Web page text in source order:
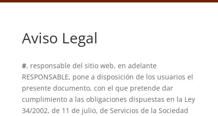
Aviso Legal
#, responsable del sitio web, en adelante
RESPONSABLE, pone a disposición de los usuarios el
presente documento, con el que pretende dar
cumplimiento a las obligaciones dispuestas en la Ley
34/2002, de 11 de julio, de Servicios de la Sociedad